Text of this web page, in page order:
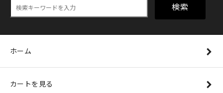
検索
ホーム
カートを見る